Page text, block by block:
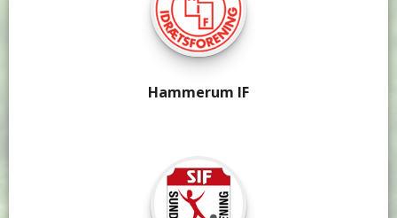
Hammerum IF